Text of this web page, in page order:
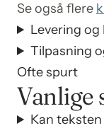
Se også flere
Levering
Tilpasning
Ofte spurt
Vanlige
Kan